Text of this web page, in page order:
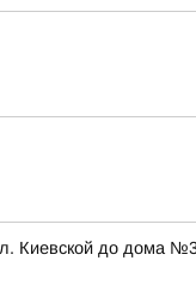
Киевской до